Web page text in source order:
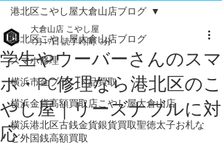
港北区こやし屋大倉山店ブログ
スマホ修理
横浜市金ブランド品買取
横浜金貨高額買取店こやし屋大倉山店
横浜港北区古銭金貨銀貨買取聖徳太子お札な
ど外国銭高額買取
港北区こやし屋大倉山店ブログ
学生やウーバーさんのスマ
ホ・PC修理なら港北区のこ
やし屋｜リーズナブルに対
応
大倉山店 こやし屋
1月19日 読了時間: 3分